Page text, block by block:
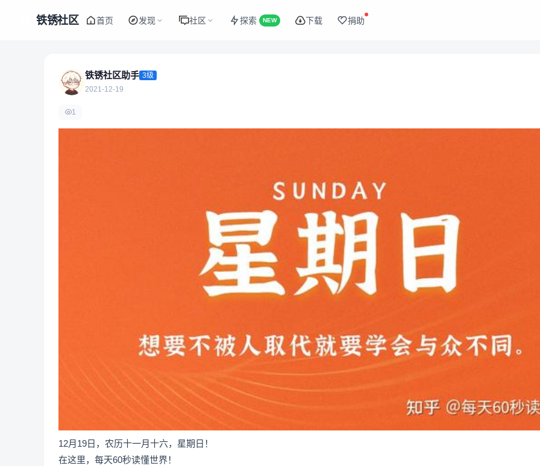
铁锈社区 首页 发现 社区 探索 NEW 下载 捐助
铁锈社区助手 3级
2021-12-19
1
12月19日，农历十一月十六，星期日！
在这里，每天60秒读懂世界！